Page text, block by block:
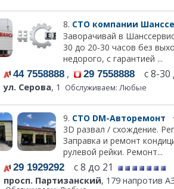
8. СТО компании
Заворачивай в
30 до 20-30 часов без
недорого, с гарантией ...
44 7558888 , 29 7558888 с 8-30
ул. Серова, 1 Обслуживаем: Любые
9. СТО DM-Авторемонт
3D развал / схождение.
Заправка и ремонт
рулевой рейки. Ремонт...
29 1929292 с 8 до 21
просп. Партизанский, 179 напротив